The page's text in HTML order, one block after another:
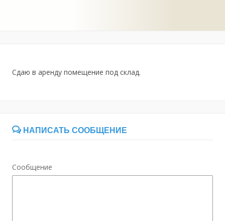
Сдаю в аренду помещение под склад.
НАПИСАТЬ СООБЩЕНИЕ
Сообщение